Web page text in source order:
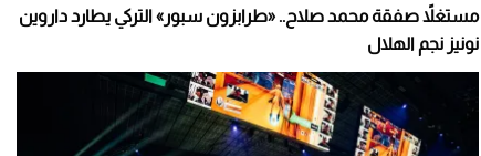
مستغلاً صفقة محمد صلاح.. «طرابزون سبور» التركي يطارد داروين
نونيز نجم الهلال